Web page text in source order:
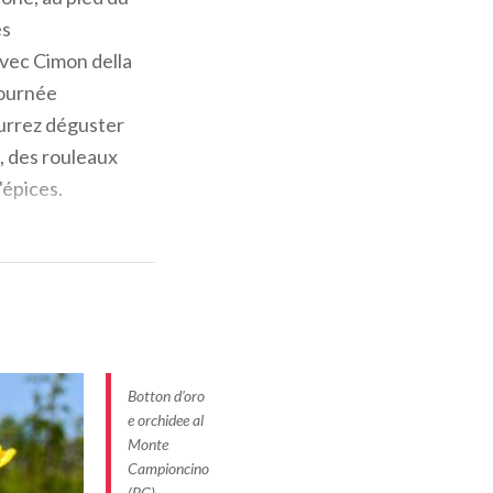
parmi les
signifie
délicatesse.
Pour y
en
où l'on
Grigna est
Cimon della
déguster
des rouleaux
alors
au
Botton d’oro
e orchidee al
Monte
Campioncino